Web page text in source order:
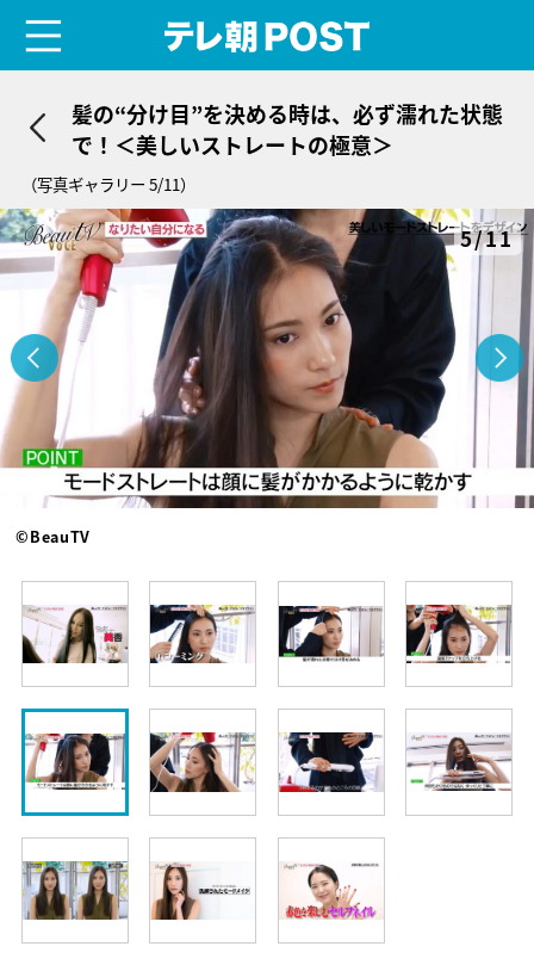
髪の“分け目”を決める時は、必ず濡れた状態
で！＜美しいストレートの極意＞
（写真ギャラリー 5/11）
5/11
©BeauTV